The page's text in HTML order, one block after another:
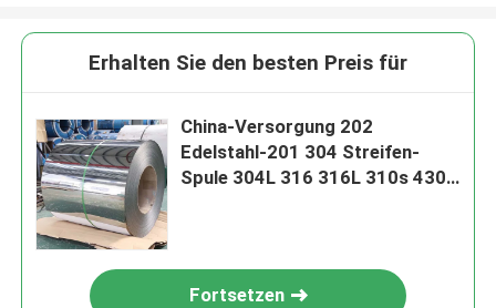
Erhalten Sie den besten Preis für
China-Versorgung 202
Edelstahl-201 304 Streifen-
Spule 304L 316 316L 310s 430
Fortsetzen